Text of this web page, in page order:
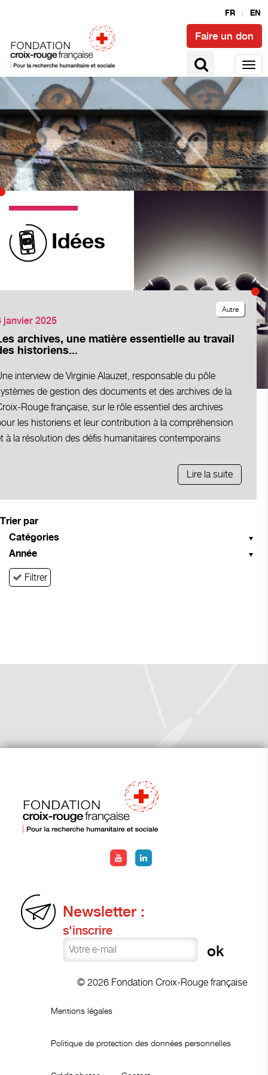
FR EN
Faire un don
Idées
janvier 2025
archives, une matière essentielle au travail
historiens...
Autre
interview de Virginie Alauzet, responsable du pôle
de gestion des documents et des archives de la
Rouge française, sur le rôle essentiel des archives
les historiens et leur contribution à la compréhension
à la résolution des défis humanitaires contemporains
Lire la suite
Trier par
Catégories
Année
Filtrer
Newsletter :
s'inscrire
© 2026 Fondation Croix-Rouge française
Mentions légales
Politique de protection des données personnelles